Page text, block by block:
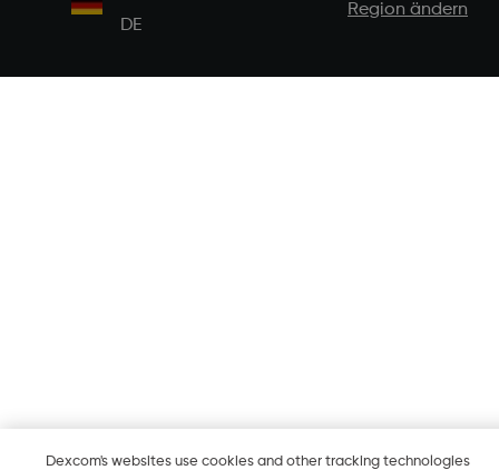
DE
Region ändern
Dexcom's websites use cookies and other tracking technologies